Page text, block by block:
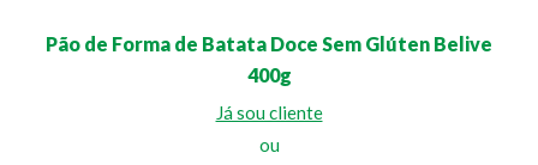
Pão de Forma de Batata Doce Sem Glúten Belive
400g
Já sou cliente
ou